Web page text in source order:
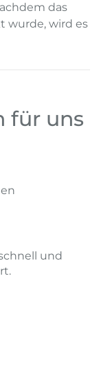
das
wurde, wird es
für uns
Leistung